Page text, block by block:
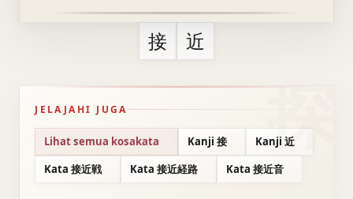
接 近
JELAJAHI JUGA
Lihat semua kosakata Kanji 接
Kanji 近
Kata 接近戦
Kata 接近経路 Kata 接近音